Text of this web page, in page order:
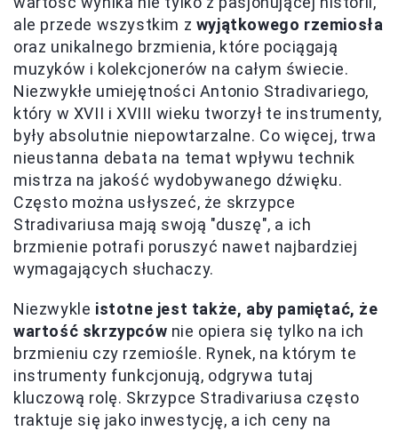
ale przede wszystkim z wyjątkowego rzemiosła
oraz unikalnego brzmienia, które pociągają
muzyków i kolekcjonerów na całym świecie.
Niezwykłe umiejętności Antonio Stradivariego,
który w XVII i XVIII wieku tworzył te instrumenty,
były absolutnie niepowtarzalne. Co więcej, trwa
nieustanna debata na temat wpływu technik
mistrza na jakość wydobywanego dźwięku.
Często można usłyszeć, że skrzypce
Stradivariusa mają swoją "duszę", a ich
brzmienie potrafi poruszyć nawet najbardziej
wymagających słuchaczy.
Niezwykle istotne jest także, aby pamiętać, że
wartość skrzypców nie opiera się tylko na ich
brzmieniu czy rzemiośle. Rynek, na którym te
instrumenty funkcjonują, odgrywa tutaj
kluczową rolę. Skrzypce Stradivariusa często
traktuje się jako inwestycję, a ich ceny na